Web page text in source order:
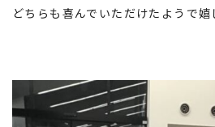
どちらも喜んでいただけたようで嬉